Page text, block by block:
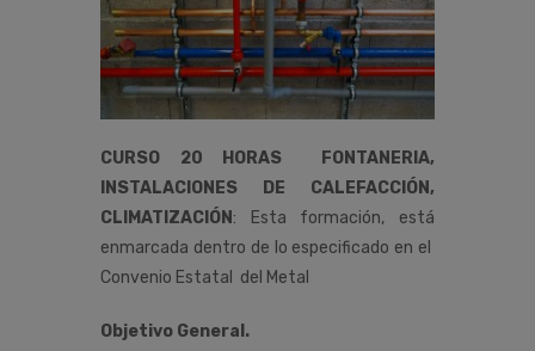
CURSO 20 HORAS FONTANERIA,
INSTALACIONES DE CALEFACCIÓN,
CLIMATIZACIÓN : Esta formación,
está
enmarcada dentro de lo especificado en el
Convenio Estatal del Metal
Objetivo General.